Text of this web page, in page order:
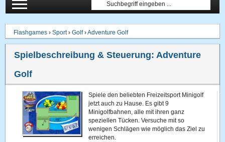
Flashgames ›Sport›Golf›Adventure Golf
Spielbeschreibung & Steuerung:Adventure
Golf
Spiele den beliebten Freizeitsport Minigolf
jetzt auch zu Hause. Es gibt 9
Minigolfbahnen, alle mit ihren ganz
speziellen Tücken. Versuche mit so
wenigen Schlägen wie möglich das Ziel zu
erreichen.